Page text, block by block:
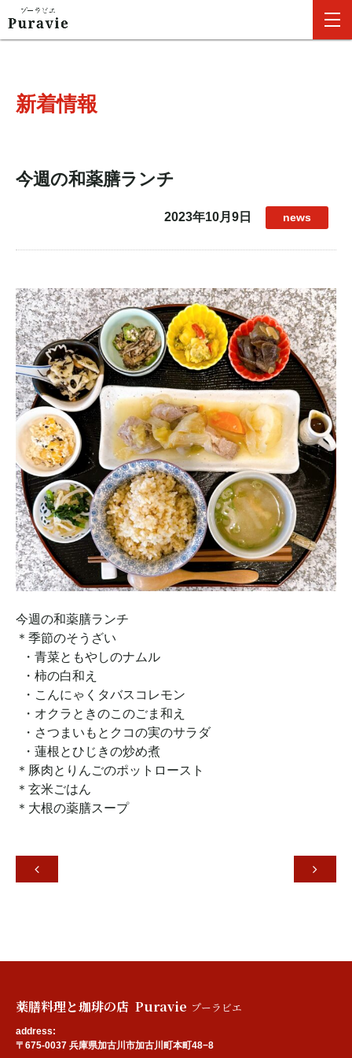
新着情報
今週の和薬膳ランチ
2023年10月9日 news
今週の和薬膳ランチ
＊季節のそうざい
・ 青菜ともやしのナムル
・柿の白和え
・こんにゃくタバスコレモン
・オクラときのこのごま和え
・ さつまいもとクコの実のサラダ
・蓮根とひじきの炒め煮
＊豚肉とりんごのポットロースト
＊玄米ごはん
＊大根の薬膳スープ
 
薬膳料理と珈琲の店 Puravie プーラビエ
address:
〒675-0037 兵庫県加古川市加古川町本町48−8